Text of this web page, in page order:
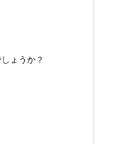
ょうか？